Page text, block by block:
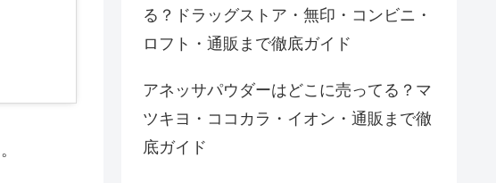
。
る？ドラッグストア・無印・コンビニ・
ロフト・通販まで徹底ガイド
アネッサパウダーはどこに売ってる？マ
ツキヨ・ココカラ・イオン・通販まで徹
底ガイド